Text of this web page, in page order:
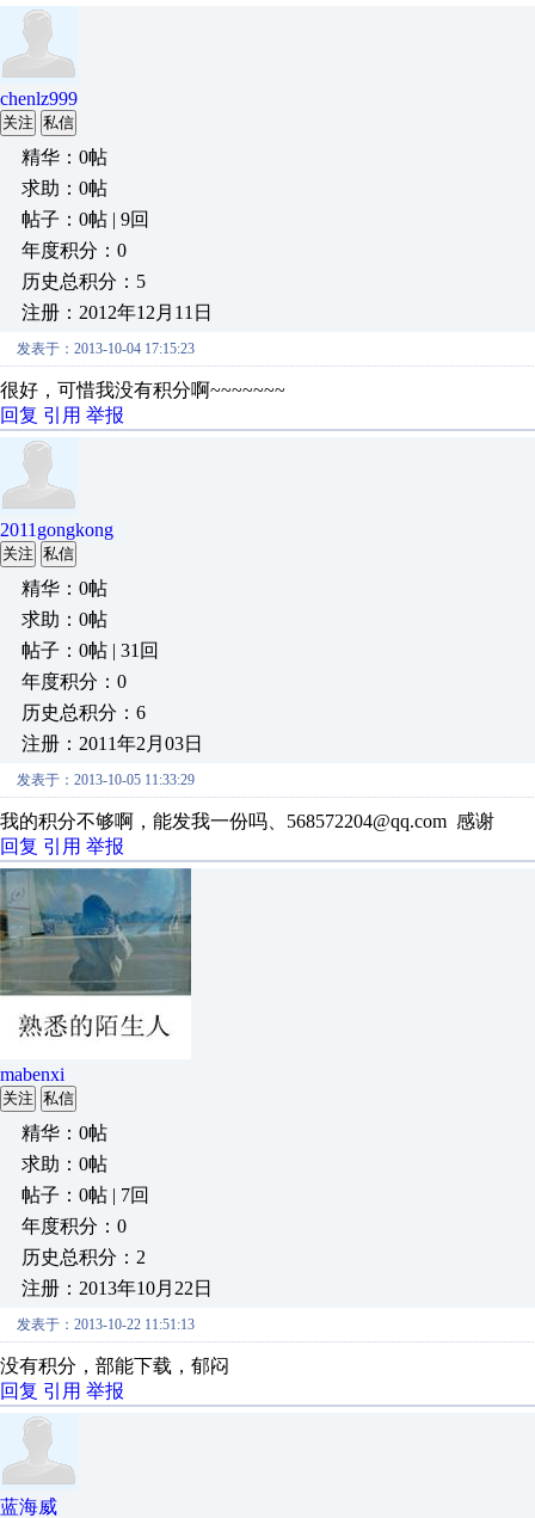
chenlz999
关注 私信
精华：0帖
求助：0帖
帖子：0帖 | 9回
年度积分：0
历史总积分：5
注册：2012年12月11日
发表于：2013-10-04 17:15:23
很好，可惜我没有积分啊~~~~~~~
回复 引用 举报
2011gongkong
关注 私信
精华：0帖
求助：0帖
帖子：0帖 | 31回
年度积分：0
历史总积分：6
注册：2011年2月03日
发表于：2013-10-05 11:33:29
我的积分不够啊，能发我一份吗、568572204@qq.com 感谢
回复 引用 举报
mabenxi
关注 私信
精华：0帖
求助：0帖
帖子：0帖 | 7回
年度积分：0
历史总积分：2
注册：2013年10月22日
发表于：2013-10-22 11:51:13
没有积分，部能下载，郁闷
回复 引用 举报
蓝海威